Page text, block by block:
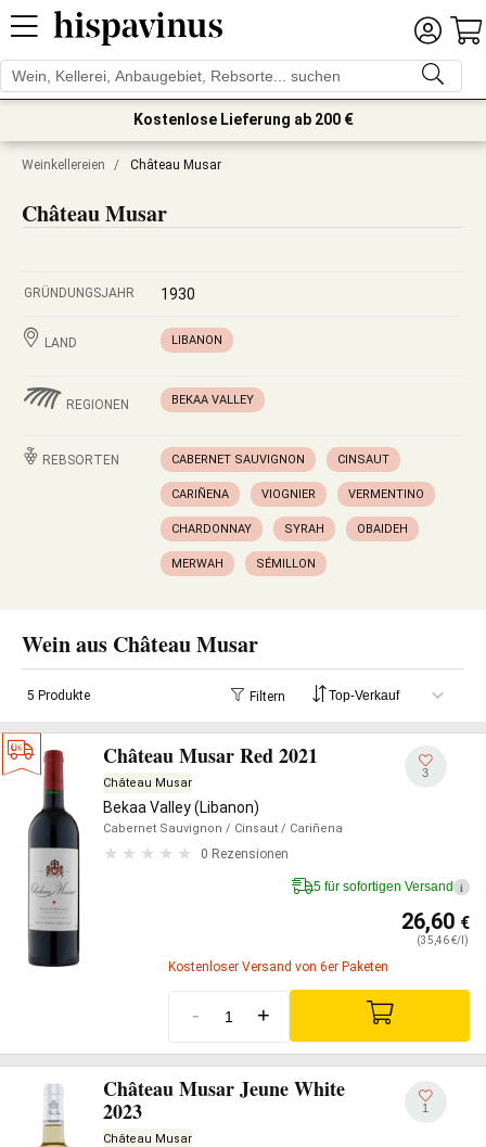
Kostenlose Lieferung ab 200 €
Weinkellereien / Château Musar
Château Musar
GRÜNDUNGSJAHR 1930
LAND LIBANON
REGIONEN BEKAA VALLEY
REBSORTEN CABERNET SAUVIGNON CINSAUT
CARIÑENA VIOGNIER VERMENTINO
CHARDONNAY SYRAH OBAIDEH
MERWAH SÉMILLON
Wein aus Château Musar
5 Produkte Filtern
Château Musar Red 2021
Château Musar
Bekaa Valley (Libanon)
Cabernet Sauvignon / Cinsaut / Cariñena
0 Rezensionen
3
5 für sofortigen Versand i
26,60 €
(35,46 €/l)
Kostenloser Versand von 6er Paketen
- +
Château Musar Jeune White
2023
Château Musar
1